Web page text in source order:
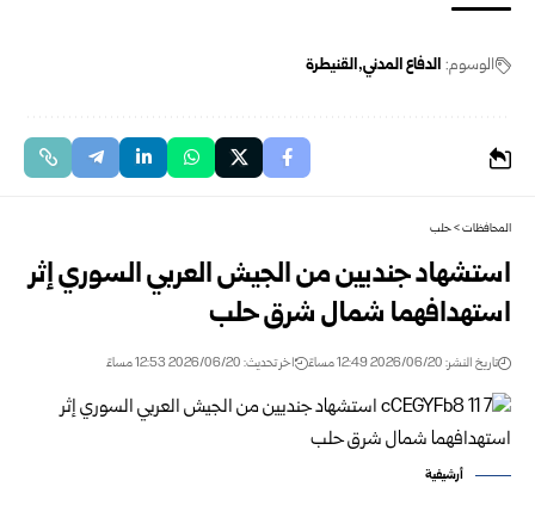
الوسوم: الدفاع المدني القنيطرة
المحافظات>حلب
استشهاد جنديين من الجيش العربي السوري إثر
استهدافهما ‏شمال شرق حلب
تاريخ النشر: 2026/06/20 12:49 مساءً اخر تحديث: 2026/06/20 12:53 مساءً
أرشيفية